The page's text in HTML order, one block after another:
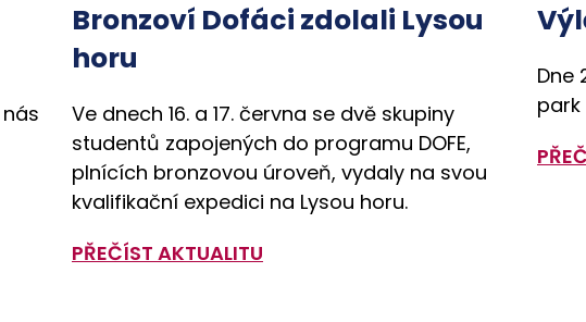
Bronzoví Dofáci zdolali Lysou
horu
Ve dnech 16. a 17. června se dvě skupiny
studentů zapojených do programu DOFE,
plnících bronzovou úroveň, vydaly na svou
kvalifikační expedici na Lysou horu.
PŘEČÍST AKTUALITU
Dne
park